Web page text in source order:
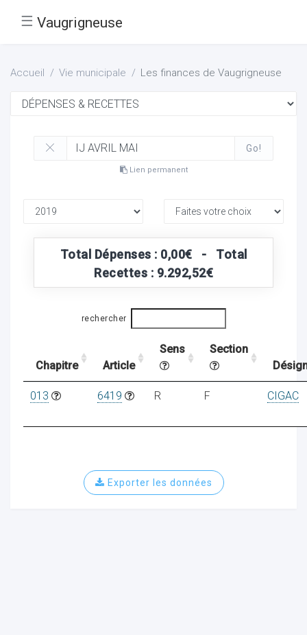
☰ Vaugrigneuse
Accueil Vie municipale Les finances de Vaugrigneuse
Go!
Lien permanent
Total Dépenses : 0,00€ - Total
Recettes : 9.292,52€
rechercher
Chapitre Article
Sens
Section
013 6419 R F CIGAC
Exporter les données